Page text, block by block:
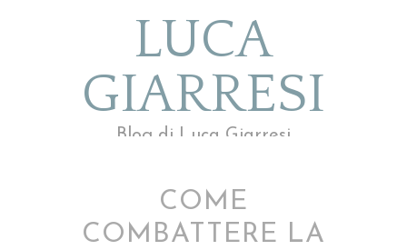
LUCA
GIARRESI
Blog di Luca Giarresi
COME
COMBATTERE LA